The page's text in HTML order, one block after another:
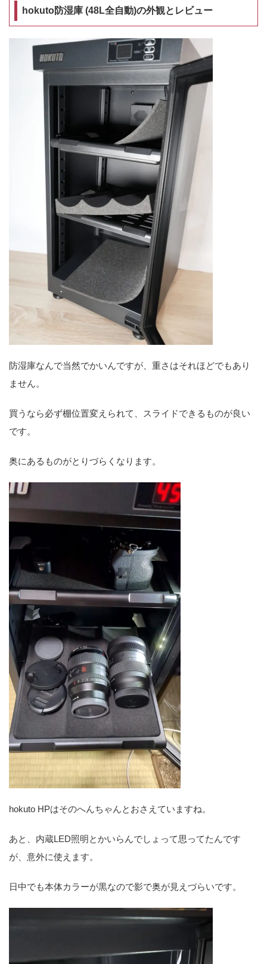
hokuto防湿庫 (48L全自動)の外観とレビュー
防湿庫なんで当然でかいんですが、重さはそれほどでもあり
ません。
買うなら必ず棚位置変えられて、スライドできるものが良い
です。
奥にあるものがとりづらくなります。
hokuto HPはそのへんちゃんとおさえていますね。
あと、内蔵LED照明とかいらんでしょって思ってたんです
が、意外に使えます。
日中でも本体カラーが黒なので影で奥が見えづらいです。